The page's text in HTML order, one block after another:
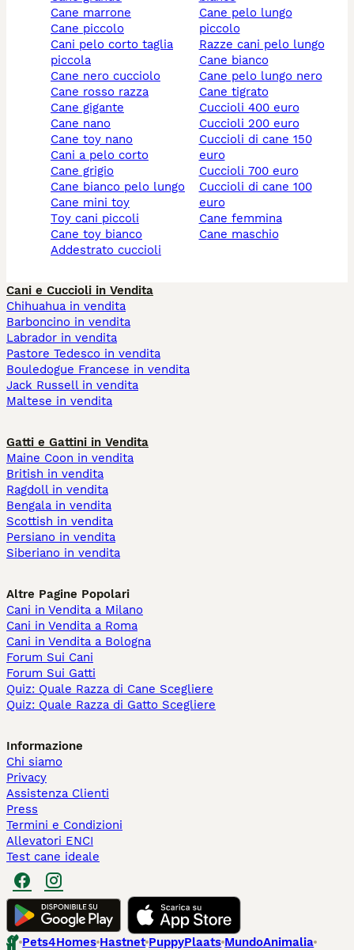
cane marrone
cane piccolo
cani pelo corto taglia
piccola
cane nero cucciolo
cane rosso razza
cane gigante
cane nano
cane toy nano
cani a pelo corto
cane grigio
cane bianco pelo lungo
cane mini toy
toy cani piccoli
cane toy bianco
addestrato cuccioli
cane pelo lungo
piccolo
razze cani pelo lungo
cane bianco
cane pelo lungo nero
cane tigrato
cuccioli 400 euro
cuccioli 200 euro
cuccioli di cane 150
euro
cuccioli 700 euro
cuccioli di cane 100
euro
cane femmina
cane maschio
Cani e Cuccioli in Vendita
Chihuahua in vendita
Barboncino in vendita
Labrador in vendita
Pastore Tedesco in vendita
Bouledogue Francese in vendita
Jack Russell in vendita
Maltese in vendita
Gatti e Gattini in Vendita
Maine Coon in vendita
British in vendita
Ragdoll in vendita
Bengala in vendita
Scottish in vendita
Persiano in vendita
Siberiano in vendita
Altre Pagine Popolari
Cani in Vendita a Milano
Cani in Vendita a Roma
Cani in Vendita a Bologna
Forum Sui Cani
Forum Sui Gatti
Quiz: Quale Razza di Cane Scegliere
Quiz: Quale Razza di Gatto Scegliere
Informazione
Chi siamo
Privacy
Assistenza Clienti
Press
Termini e Condizioni
Allevatori ENCI
Test cane ideale
Pets4Homes Hastnet PuppyPlaats MundoAnimalia